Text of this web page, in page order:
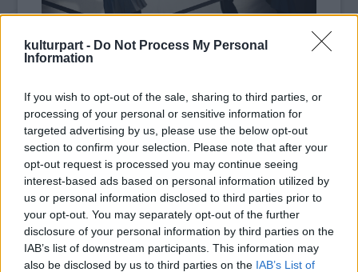
kulturpart - Do Not Process My Personal
Information
If you wish to opt-out of the sale, sharing to third parties, or
processing of your personal or sensitive information for
targeted advertising by us, please use the below opt-out
section to confirm your selection. Please note that after your
opt-out request is processed you may continue seeing
interest-based ads based on personal information utilized by
us or personal information disclosed to third parties prior to
your opt-out. You may separately opt-out of the further
disclosure of your personal information by third parties on the
IAB’s list of downstream participants. This information may
also be disclosed by us to third parties on the IAB’s List of
Február 12-én 15:00-kor és18:00 -kor is
lesznek előadások, amelyekre a
leghűségesebb látogatóknak és a különleges
színházi élményt kedvelőknekakciót hirdet
az intézmény "Egy jeggyel, ketten!"
jeligével. Az 1000Ft/2 db belépő
kedvezményre az info@kulturliget.hu címen
vagy a 401-3060 telefonon lehet regisztrálni.
Rendező: Gergye Krisztián